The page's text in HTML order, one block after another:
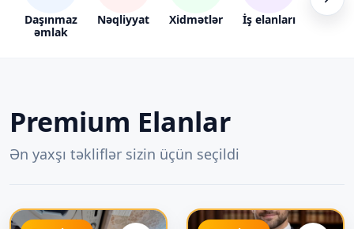
Daşınmaz
əmlak
Nəqliyyat Xidmətlər İş elanları Alış-
Premium Elanlar
Ən yaxşı təkliflər sizin üçün seçildi